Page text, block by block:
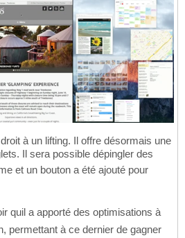
à un lifting. Il offre désormais une
Il sera possible dépingler des
et un bouton a été ajouté pour
quil a apporté des optimisations à
permettant à ce dernier de gagner